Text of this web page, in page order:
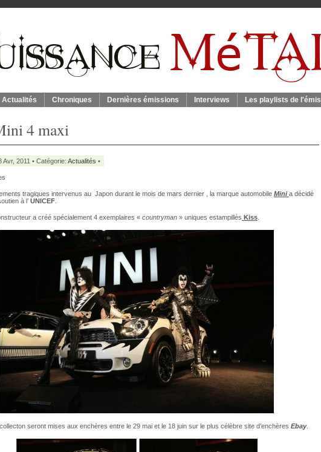
Actualités Chroniques Dernières émissions Interviews Les playlists de
4 maxi
Avr, 2011 • Catégorie: Actualités •
tragiques intervenus au Japon durant le mois de mars dernier , la marque automobile Minia décidé
à l’ UNICEF
a créé spécialement 4 exemplaires « countryman » uniques estampillés Kiss
seront mises aux enchères entre le 29 mai et le 18 juin sur le plus célèbre site d’enchères Ebay.